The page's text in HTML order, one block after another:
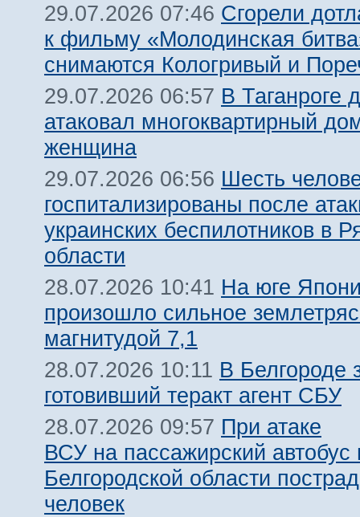
29.07.2026 07:46 Сгорели
к фильму «Молодинская
снимаются Кологривый и
29.07.2026 06:57 В Таганроге
атаковал многоквартирный
женщина
29.07.2026 06:56 Шесть
госпитализированы после
украинских беспилотников в
области
28.07.2026 10:41 На юге
произошло сильное
магнитудой 7,1
28.07.2026 10:11 В Белгороде
готовивший теракт агент СБУ
28.07.2026 09:57 При атаке
ВСУ на пассажирский автобус
Белгородской области
человек